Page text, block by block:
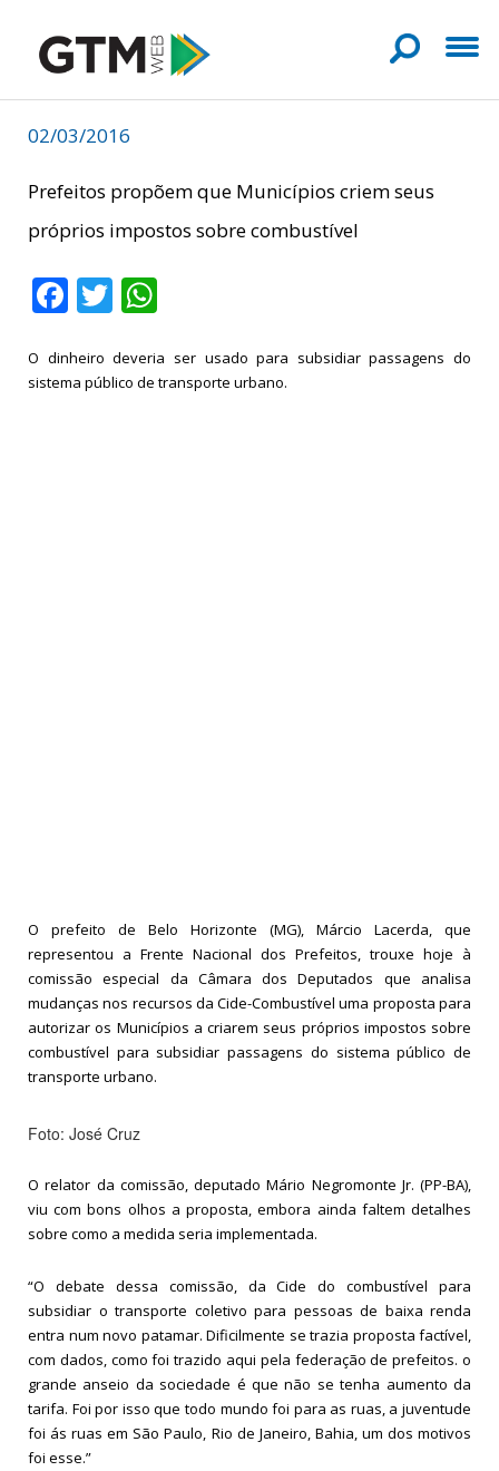
02/03/2016
Prefeitos propõem que Municípios criem seus
próprios impostos sobre combustível
FacebookTwitter
O dinheiro deveria ser usado para subsidiar passagens do
sistema público de transporte urbano.
O prefeito de Belo Horizonte (MG), Márcio Lacerda, que
representou a Frente Nacional dos Prefeitos, trouxe hoje à
comissão especial da Câmara dos Deputados que analisa
mudanças nos recursos da Cide-Combustível uma proposta para
autorizar os Municípios a criarem seus próprios impostos sobre
combustível para subsidiar passagens do sistema público de
transporte urbano.
Foto: José Cruz
O relator da comissão, deputado Mário Negromonte Jr. (PP-BA),
viu com bons olhos a proposta, embora ainda faltem detalhes
sobre como a medida seria implementada.
“O debate dessa comissão, da Cide do combustível para
subsidiar o transporte coletivo para pessoas de baixa renda
entra num novo patamar. Dificilmente se trazia proposta factível,
com dados, como foi trazido aqui pela federação de prefeitos. o
grande anseio da sociedade é que não se tenha aumento da
tarifa. Foi por isso que todo mundo foi para as ruas, a juventude
foi ás ruas em São Paulo, Rio de Janeiro, Bahia, um dos motivos
foi esse.”